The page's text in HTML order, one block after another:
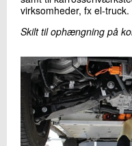
virksomheder, fx el-truck.
Skilt til ophængning på